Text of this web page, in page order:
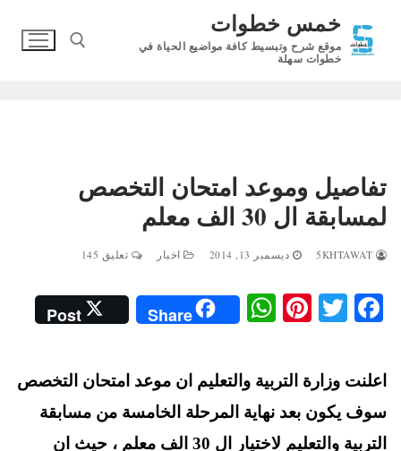
المحتوى
خمس خطوات
موقع شرح وتبسيط كافة مواضيع الحياة في
خطوات سهلة
تفاصيل وموعد امتحان التخصص
لمسابقة ال 30 الف معلم
ديسمبر 13, 2014 اخبار تعليق 145
Fa
ok
T
tte
r
Pi
es
t
W
ha
ts
A
pp
Share
Post
اعلنت وزارة التربية والتعليم ان موعد امتحان التخصص
سوف يكون بعد نهاية المرحلة الخامسة من مسابقة
التربية والتعليم لاختيار ال 30 الف معلم ، حيث ان